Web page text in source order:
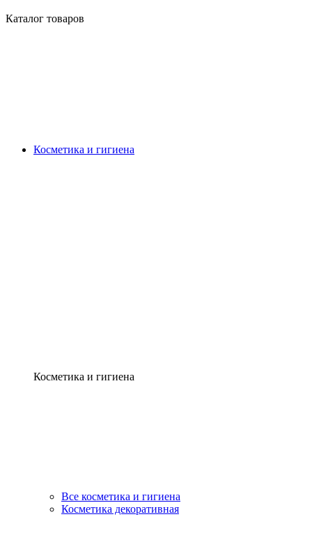
Каталог товаров
Косметика и гигиена
Косметика и гигиена
Все косметика и гигиена
Косметика декоративная